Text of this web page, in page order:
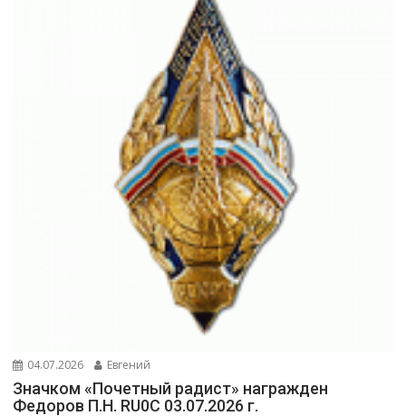
04.07.2026 Евгений
Значком «Почетный радист» награжден
Федоров П.Н. RU0C 03.07.2026 г.